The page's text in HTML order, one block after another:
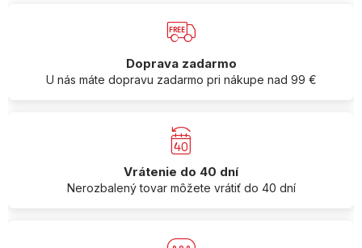
Doprava zadarmo
U nás máte dopravu zadarmo pri nákupe nad 99 €
Vrátenie do 40 dní
Nerozbalený tovar môžete vrátiť do 40 dní